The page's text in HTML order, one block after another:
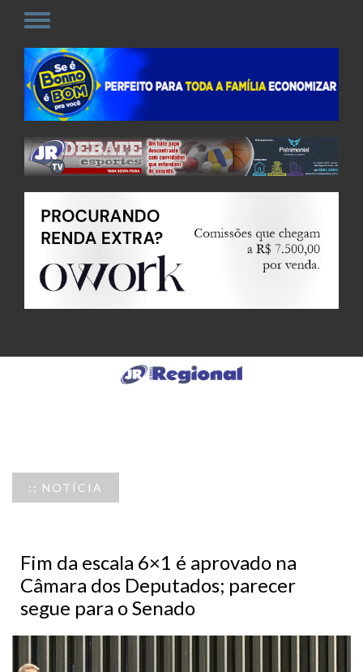
:: NOTÍCIA
Fim da escala 6×1 é aprovado na
Câmara dos Deputados; parecer
segue para o Senado